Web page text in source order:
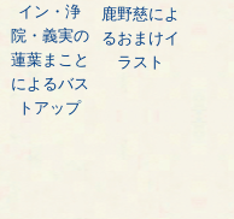
イン・浄
院・義実の
蓮葉まこと
によるバス
トアップ
鹿野慈によ
るおまけイ
ラスト